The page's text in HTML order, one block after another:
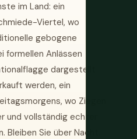
im Land: ein
Viertel, wo
gebogene
formellen Anlässen
dargestellt
werden, ein
wo Ziegen
und vollständig echter
Sie über Nacht.